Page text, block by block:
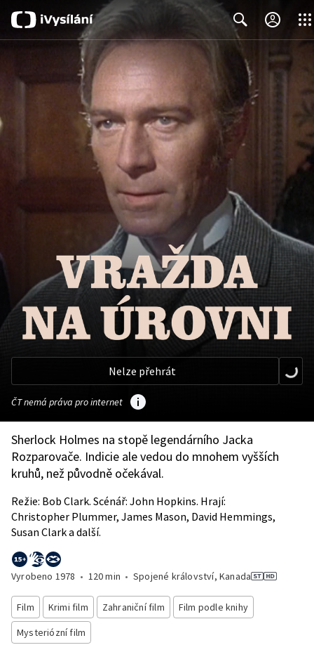
Search Close
Nelze přehrát
ČT nemá práva pro internet
Sherlock Holmes na stopě legendárního Jacka
Rozparovače. Indicie ale vedou do mnohem vyšších
kruhů, než původně očekával.
Režie: Bob Clark. Scénář: John Hopkins. Hrají:
Christopher Plummer, James Mason, David Hemmings,
Susan Clark a další.
Vyrobeno 1978 • 120 min •Spojené království, Kanada
Film Krimi film Zahraniční film
Film podle knihy
Mysteriózní film